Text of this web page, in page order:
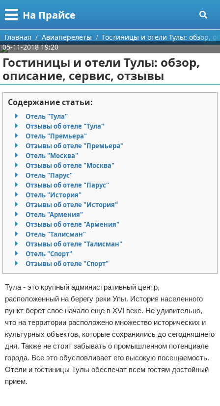
На Прайсе
Меню
Главная
Категории
Разное про покупки
Aliexpress
Сделай онлайн
Кемпинг
Круизы
Направления отдыха
Что посетить
Авиаперелеты
Отели
Полезное для туристов
Отдых на природе
Аренда автомобилей
Документы и визы
Билеты
Поиск
О проекте
Контакты
Сотрудничество
Размещение рекламы
Для правообладателей
Условия предоставления информации
Отказ от ответственности
Главная Авиаперелеты
Гостиницы и отели Тулы: обзор,
05-11-2018 19:20
Гостиницы и отели Тулы: обзор,
описание, сервис, отзывы
Содержание статьи:
Отель "Тула"
Отзывы об отеле "Тула"
Отель "Премьера"
Отзывы об отеле "Премьера"
Отель "Москва"
Отзывы об отеле "Москва"
Отель "Парус"
Отзывы об отеле "Парус"
Отель "История"
Отзывы об отеле "История"
Отель "Армения"
Отзывы об отеле "Армения"
Отель "Талисман"
Отзывы об отеле "Талисман"
Отель "Спорт"
Отзывы об отеле "Спорт"
Тула - это крупный административный центр,
расположенный на берегу реки Упы. История населенного
пункт берет свое начало еще в XVI веке. Не удивительно,
что на территории расположено множество исторических и
культурных объектов, которые сохранились до сегодняшнего
дня. Также не стоит забывать о промышленном потенциале
города. Все это обусловливает его высокую посещаемость.
Отели и гостиницы Тулы обеспечат всем гостям достойный
прием.